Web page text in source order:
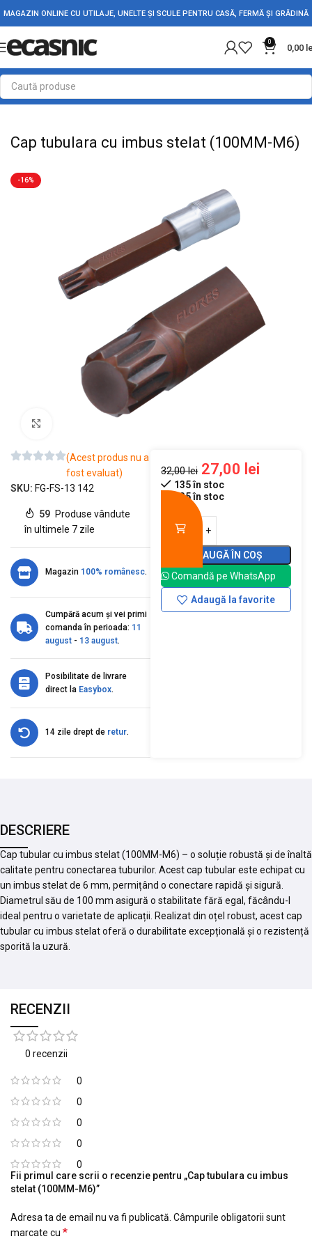
MAGAZIN ONLINE CU UTILAJE, UNELTE ȘI SCULE PENTRU CASĂ, FERMĂ ȘI GRĂDINĂ
0
0,00
Prima pagină Scule - Unelte Chei, capete tubulare si truse
Cap tubulara cu imbus stelat (100MM-M6)
-16%
(Acest produs nu a
fost evaluat)
SKU: FG-FS-13 142
59 Produse vândute
în ultimele 7 zile
Magazin 100% românesc.
Cumpără acum și vei primi
comanda în perioada: 11
august - 13 august.
Posibilitate de livrare
direct la Easybox.
14 zile drept de retur.
32,00lei 27,00 lei
135 în stoc
135 în stoc
ADAUGĂ ÎN COȘ
Comandă pe WhatsApp
Adaugă la favorite
DESCRIERE
Cap tubular cu imbus stelat (100MM-M6) – o soluție robustă și de înaltă
calitate pentru conectarea tuburilor. Acest cap tubular este echipat cu
un imbus stelat de 6 mm, permițând o conectare rapidă și sigură.
Diametrul său de 100 mm asigură o stabilitate fără egal, făcându-l
ideal pentru o varietate de aplicații. Realizat din oțel robust, acest cap
tubular cu imbus stelat oferă o durabilitate excepțională și o rezistență
sporită la uzură.
RECENZII
0 recenzii
0
0
0
0
0
Fii primul care scrii o recenzie pentru „Cap tubulara cu imbus
stelat (100MM-M6)”
Adresa ta de email nu va fi publicată. Câmpurile obligatorii sunt
marcate cu *